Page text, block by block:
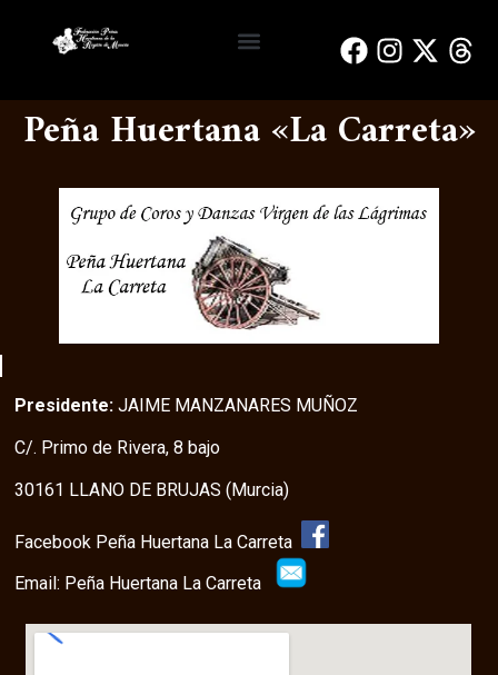
Peña Huertana «La Carreta»
Presidente: JAIME MANZANARES MUÑOZ
C/. Primo de Rivera, 8 bajo
30161 LLANO DE BRUJAS (Murcia)
Facebook Peña Huertana La Carreta
Email: Peña Huertana La Carreta